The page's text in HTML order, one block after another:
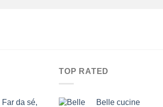
da sé,
TOP RATED
Belle cucine